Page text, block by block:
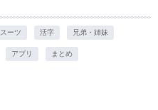
スーツ 活字 兄弟・姉妹
アプリ まとめ